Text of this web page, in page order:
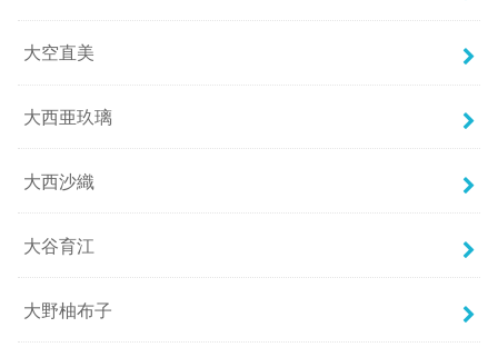
大空直美
大西亜玖璃
大西沙織
大谷育江
大野柚布子